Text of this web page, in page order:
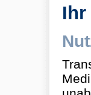
Ihr